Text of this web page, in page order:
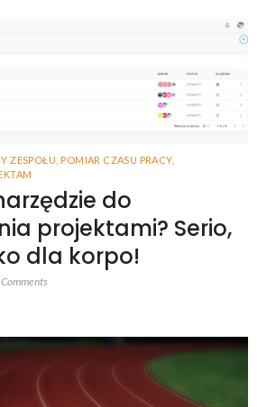
ZESPOŁU POMIAR CZASU PRACY,
do
projektami? Serio,
dla korpo!